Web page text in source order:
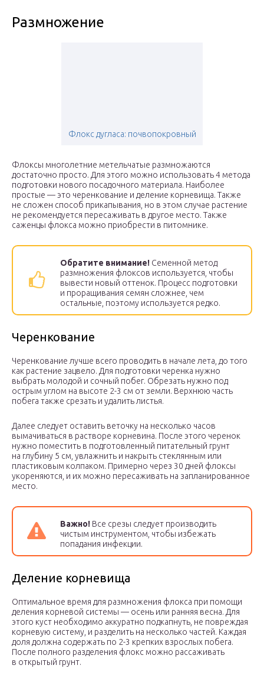
Размножение
Флокс дугласа: почвопокровный
Флоксы многолетние метельчатые размножаются
достаточно просто. Для этого можно использовать 4 метода
подготовки нового посадочного материала. Наиболее
простые — это черенкование и деление корневища. Также
не сложен способ прикапывания, но в этом случае растение
не рекомендуется пересаживать в другое место. Также
саженцы флокса можно приобрести в питомнике.
Обратите внимание! Семенной метод
размножения флоксов используется, чтобы
вывести новый оттенок. Процесс подготовки
и проращивания семян сложнее, чем
остальные, поэтому используется редко.
Черенкование
Черенкование лучше всего проводить в начале лета, до того
как растение зацвело. Для подготовки черенка нужно
выбрать молодой и сочный побег. Обрезать нужно под
острым углом на высоте 2-3 см от земли. Верхнюю часть
побега также срезать и удалить листья.
Далее следует оставить веточку на несколько часов
вымачиваться в растворе корневина. После этого черенок
нужно поместить в подготовленный питательный грунт
на глубину 5 см, увлажнить и накрыть стеклянным или
пластиковым колпаком. Примерно через 30 дней флоксы
укореняются, и их можно пересаживать на запланированное
место.
Важно! Все срезы следует производить
чистым инструментом, чтобы избежать
попадания инфекции.
Деление корневища
Оптимальное время для размножения флокса при помощи
деления корневой системы — осень или ранняя весна. Для
этого куст необходимо аккуратно подкапнуть, не повреждая
корневую систему, и разделить на несколько частей. Каждая
доля должна содержать по 2-3 крепких взрослых побега.
После полного разделения флокс можно рассаживать
в открытый грунт.